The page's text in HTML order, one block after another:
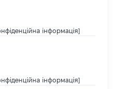
інформація]
інформація]